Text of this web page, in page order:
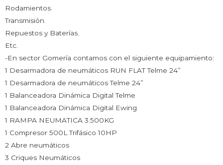
Rodamientos.
Transmisión.
Repuestos y Baterías.
Etc.
-En sector Gomería contamos con el siguiente equipamiento:
1 Desarmadora de neumáticos RUN FLAT Telme 24”
1 Desarmadora de neumáticos Telme 24”
1 Balanceadora Dinámica Digital Telme
1 Balanceadora Dinámica Digital Ewing
1 RAMPA NEUMATICA 3.500KG
1 Compresor 500L Trifásico 10HP
2 Abre neumáticos
3 Criques Neumáticos